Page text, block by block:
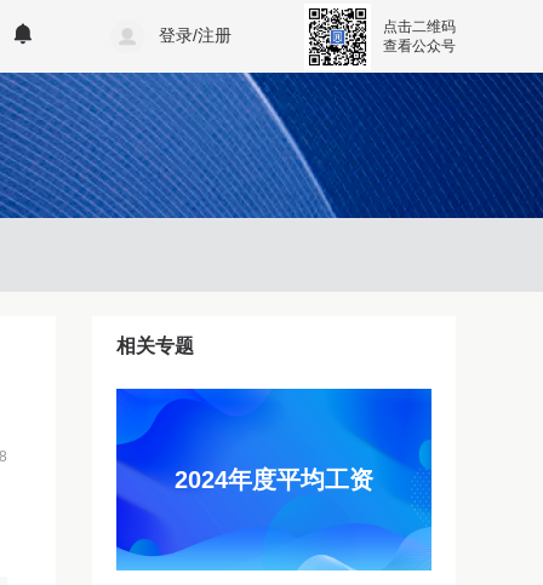
登录/注册
点击二维码
查看公众号
相关专题
2024年度平均工资